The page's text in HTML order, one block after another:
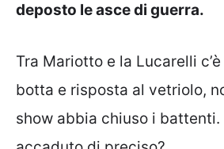
deposto le asce di guerra.
Tra Mariotto e la Lucarelli
botta e risposta al vetriolo,
show abbia chiuso i battenti.